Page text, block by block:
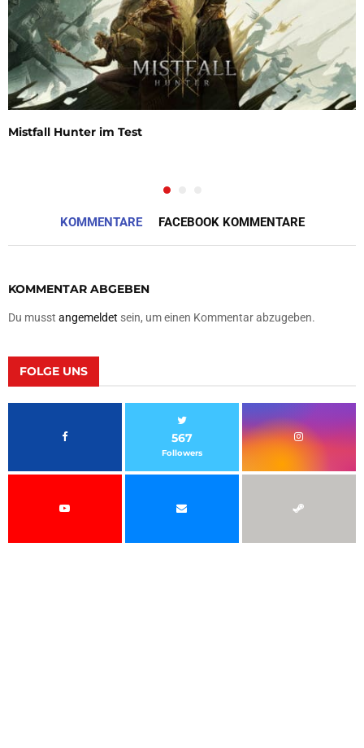
Mistfall Hunter im Test
KOMMENTARE FACEBOOK KOMMENTARE
KOMMENTAR ABGEBEN
Du musst angemeldet sein, um einen Kommentar abzugeben.
FOLGE UNS
567
Followers